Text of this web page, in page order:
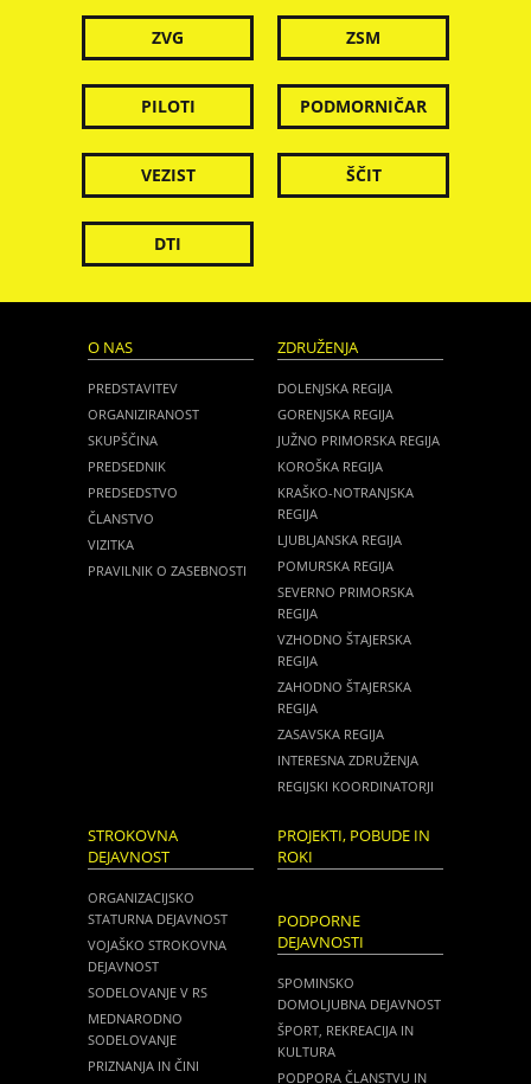
ZVG ZSM
PILOTI PODMORNIČAR
VEZIST ŠČIT
DTI
O NAS
PREDSTAVITEV
ORGANIZIRANOST
SKUPŠČINA
PREDSEDNIK
PREDSEDSTVO
ČLANSTVO
VIZITKA
PRAVILNIK O ZASEBNOSTI
ZDRUŽENJA
DOLENJSKA REGIJA
GORENJSKA REGIJA
JUŽNO PRIMORSKA REGIJA
KOROŠKA REGIJA
KRAŠKO-NOTRANJSKA
REGIJA
LJUBLJANSKA REGIJA
POMURSKA REGIJA
SEVERNO PRIMORSKA
REGIJA
VZHODNO ŠTAJERSKA
REGIJA
ZAHODNO ŠTAJERSKA
REGIJA
ZASAVSKA REGIJA
INTERESNA ZDRUŽENJA
REGIJSKI KOORDINATORJI
STROKOVNA
DEJAVNOST
ORGANIZACIJSKO
STATURNA DEJAVNOST
VOJAŠKO STROKOVNA
DEJAVNOST
SODELOVANJE V RS
MEDNARODNO
SODELOVANJE
PRIZNANJA IN ČINI
PROJEKTI, POBUDE IN
ROKI
PODPORNE
DEJAVNOSTI
SPOMINSKO
DOMOLJUBNA DEJAVNOST
ŠPORT, REKREACIJA IN
KULTURA
PODPORA ČLANSTVU IN